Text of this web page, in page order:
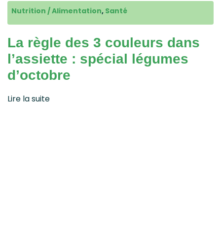
Nutrition / Alimentation, Santé
La règle des 3 couleurs dans
l’assiette : spécial légumes
d’octobre
Lire la suite